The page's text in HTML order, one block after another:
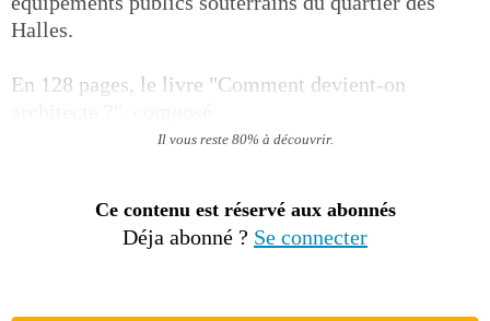
Halles.
En 128 pages, le livre "Comment devient-on
Il vous reste 80% à découvrir.
Ce contenu est réservé aux abonnés
Déja abonné ? Se connecter